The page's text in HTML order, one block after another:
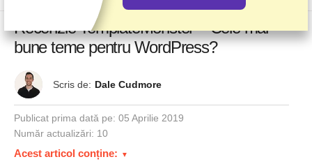
Recenzie TemplateMonster – Cele mai
bune teme pentru WordPress?
Scris de: Dale Cudmore
Publicat prima dată pe: 05 Aprilie 2019
Număr actualizări: 10
Acest articol conține: